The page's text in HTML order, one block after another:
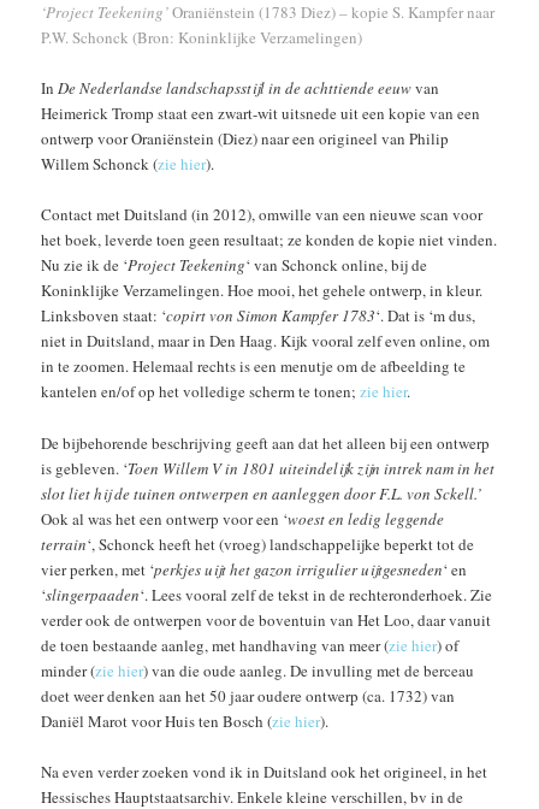
‘Project Teekening’Oraniënstein (1783 Diez) – kopie S. Kampfer naar
P.W. Schonck (Bron: Koninklijke Verzamelingen)
InDe Nederlandse landschapsstijl in de achttiende eeuwvan
Heimerick Tromp staat een zwart-wit uitsnede uit een kopie van een
ontwerp voor Oraniënstein (Diez) naar een origineel van Philip
Willem Schonck (zie hier).
Contact met Duitsland (in 2012), omwille van een nieuwe scan voor
het boek, leverde toen geen resultaat; ze konden de kopie niet vinden.
Nu zie ik de ‘Project Teekening‘ van Schonck online, bij de
Koninklijke Verzamelingen. Hoe mooi, het gehele ontwerp, in kleur.
Linksboven staat: ‘copirt von Simon Kampfer 1783‘. Dat is ‘m dus,
niet in Duitsland, maar in Den Haag. Kijk vooral zelf even online, om
in te zoomen. Helemaal rechts is een menutje om de afbeelding te
kantelen en/of op het volledige scherm te tonen;zie hier.
De bijbehorende beschrijving geeft aan dat het alleen bij een ontwerp
is gebleven. ‘Toen Willem V in 1801 uiteindelijk zijn intrek nam in het
slot liet hij de tuinen ontwerpen en aanleggen door F.L. von Sckell.’
Ook al was het een ontwerp voor een ‘woest en ledig leggende
terrain‘, Schonck heeft het (vroeg) landschappelijke beperkt tot de
vier perken, met ‘perkjes uijt het gazon irrigulier uijtgesneden‘ en
‘slingerpaaden‘. Lees vooral zelf de tekst in de rechteronderhoek. Zie
verder ook de ontwerpen voor de boventuin van Het Loo, daar vanuit
de toen bestaande aanleg, met handhaving van meer (zie hier) of
minder (zie hier) van die oude aanleg. De invulling met de berceau
doet weer denken aan het 50 jaar oudere ontwerp (ca. 1732) van
Daniël Marot voor Huis ten Bosch (zie hier).
Na even verder zoeken vond ik in Duitsland ook het origineel, in het
Hessisches Hauptstaatsarchiv. Enkele kleine verschillen, bv in de